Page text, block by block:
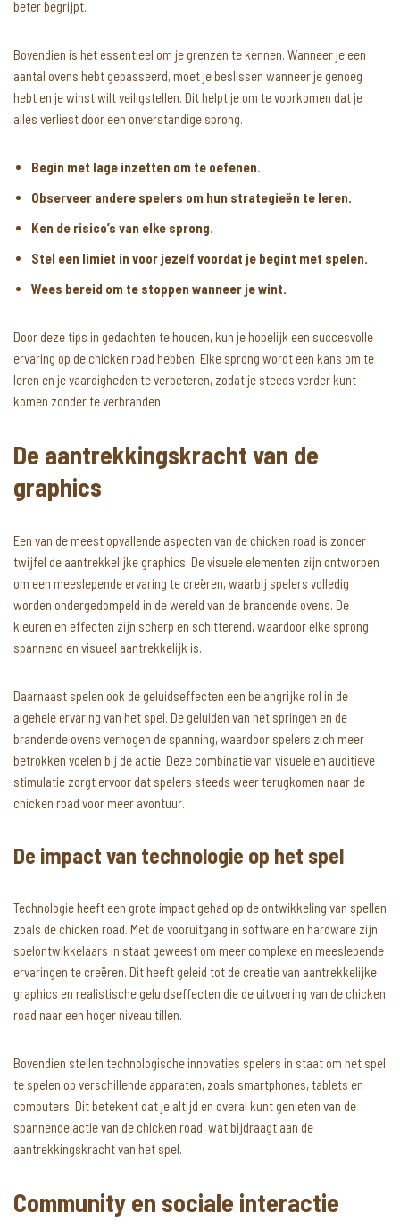
beter begrijpt.
Bovendien is het essentieel om je grenzen te kennen. Wanneer je een
aantal ovens hebt gepasseerd, moet je beslissen wanneer je genoeg
hebt en je winst wilt veiligstellen. Dit helpt je om te voorkomen dat je
alles verliest door een onverstandige sprong.
Begin met lage inzetten om te oefenen.
Observeer andere spelers om hun strategieën te leren.
Ken de risico’s van elke sprong.
Stel een limiet in voor jezelf voordat je begint met spelen.
Wees bereid om te stoppen wanneer je wint.
Door deze tips in gedachten te houden, kun je hopelijk een succesvolle
ervaring op de chicken road hebben. Elke sprong wordt een kans om te
leren en je vaardigheden te verbeteren, zodat je steeds verder kunt
komen zonder te verbranden.
De aantrekkingskracht van de
graphics
Een van de meest opvallende aspecten van de chicken road is zonder
twijfel de aantrekkelijke graphics. De visuele elementen zijn ontworpen
om een meeslepende ervaring te creëren, waarbij spelers volledig
worden ondergedompeld in de wereld van de brandende ovens. De
kleuren en effecten zijn scherp en schitterend, waardoor elke sprong
spannend en visueel aantrekkelijk is.
Daarnaast spelen ook de geluidseffecten een belangrijke rol in de
algehele ervaring van het spel. De geluiden van het springen en de
brandende ovens verhogen de spanning, waardoor spelers zich meer
betrokken voelen bij de actie. Deze combinatie van visuele en auditieve
stimulatie zorgt ervoor dat spelers steeds weer terugkomen naar de
chicken road voor meer avontuur.
De impact van technologie op het spel
Technologie heeft een grote impact gehad op de ontwikkeling van spellen
zoals de chicken road. Met de vooruitgang in software en hardware zijn
spelontwikkelaars in staat geweest om meer complexe en meeslepende
ervaringen te creëren. Dit heeft geleid tot de creatie van aantrekkelijke
graphics en realistische geluidseffecten die de uitvoering van de chicken
road naar een hoger niveau tillen.
Bovendien stellen technologische innovaties spelers in staat om het spel
te spelen op verschillende apparaten, zoals smartphones, tablets en
computers. Dit betekent dat je altijd en overal kunt genieten van de
spannende actie van de chicken road, wat bijdraagt aan de
aantrekkingskracht van het spel.
Community en sociale interactie